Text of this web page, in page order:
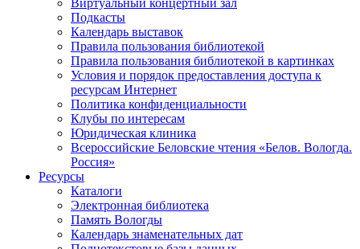
Виртуальный концертный зал
Подкасты
Календарь выставок
Правила пользования библиотекой
Правила пользования библиотекой в картинках
Условия и порядок предоставления доступа к
ресурсам Интернет
Политика конфиденциальности
Клубы по интересам
Юридическая клиника
Всероссийские Беловские чтения «Белов. Вологда.
Россия»
Ресурсы
Каталоги
Электронная библиотека
Память Вологды
Календарь знаменательных дат